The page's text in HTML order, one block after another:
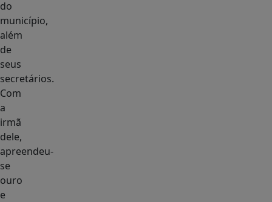
do
município,
além
de
seus
secretários.
Com
a
irmã
dele,
apreendeu-
se
ouro
e